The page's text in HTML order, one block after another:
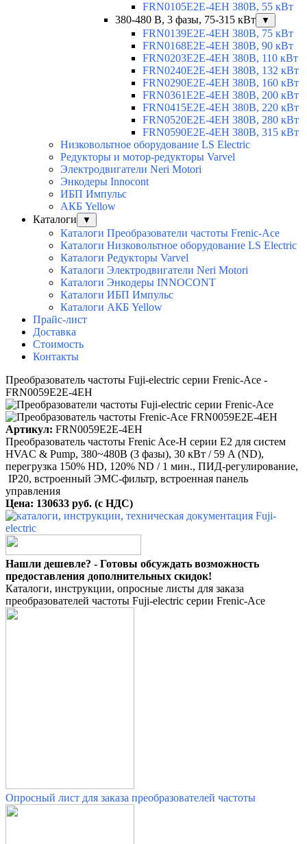
FRN0105E2E-4EH 380В, 55 кВт
380-480 В, 3 фазы, 75-315 кВт
▼
FRN0139E2E-4EH 380В, 75 кВт
FRN0168E2E-4EH 380В, 90 кВт
FRN0203E2E-4EH 380В, 110 кВт
FRN0240E2E-4EH 380В, 132 кВт
FRN0290E2E-4EH 380В, 160 кВт
FRN0361E2E-4EH 380В, 200 кВт
FRN0415E2E-4EH 380В, 220 кВт
FRN0520E2E-4EH 380В, 280 кВт
FRN0590E2E-4EH 380В, 315 кВт
Низковольтное оборудование LS Electric
Редукторы и мотор-редукторы Varvel
Электродвигатели Neri Motori
Энкодеры Innocont
ИБП Импульс
АКБ Yellow
Каталоги
▼
Каталоги Преобразователи частоты Frenic-Ace
Каталоги Низковольтное оборудование LS Electric
Каталоги Редукторы Varvel
Каталоги Электродвигатели Neri Motori
Каталоги Энкодеры INNOCONT
Каталоги ИБП Импульс
Каталоги АКБ Yellow
Прайс-лист
Доставка
Стоимость
Контакты
Преобразователь частоты Fuji-electric серии Frenic-Ace -
FRN0059E2E-4EH
Артикул: FRN0059E2E-4EH
Преобразователь частоты Frenic Ace-H серии E2 для систем
HVAC & Pump, 380~480B (3 фазы), 30 кВт / 59 A (ND),
перегрузка 150% HD, 120% ND / 1 мин., ПИД-регулирование,
IP20, встроенный ЭМС-фильтр, встроенная панель
управления
Цена: 130633 руб. (с НДС)
Нашли дешевле? - Готовы обсуждать возможность
предоставления дополнительных скидок!
Каталоги, инструкции, опросные листы для заказа
преобразователей частоты Fuji-electric серии Frenic-Ace
Опросный лист для заказа преобразователей частоты